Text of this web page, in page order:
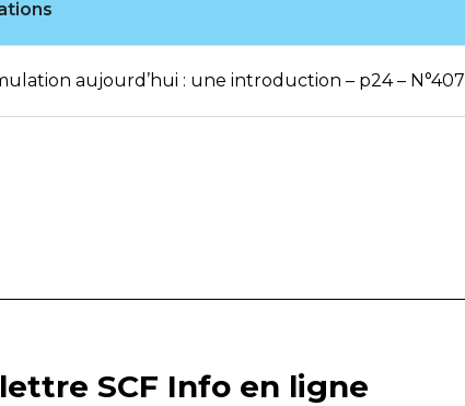
aujourd’hui : une introduction – p24 – N°407
SCF Info en ligne